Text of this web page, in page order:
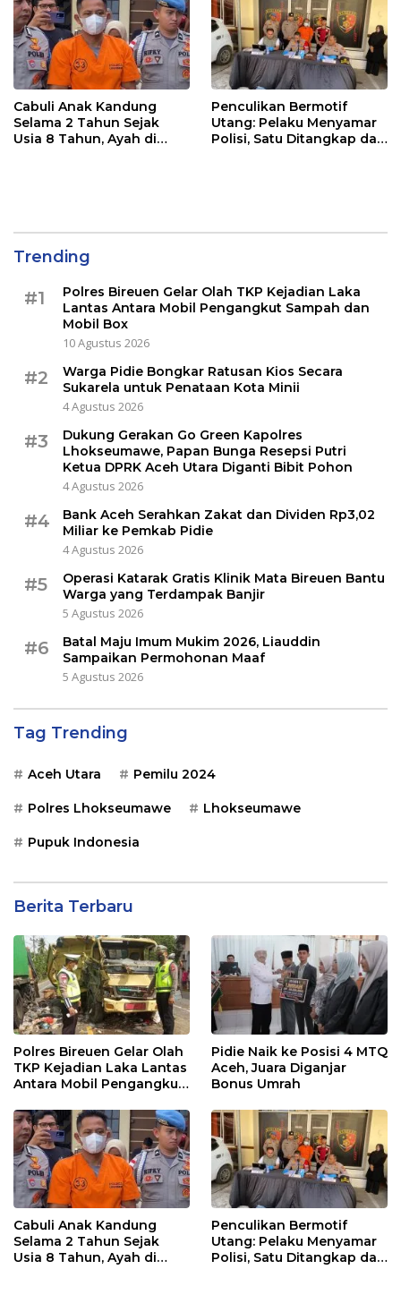
Cabuli Anak Kandung
Selama 2 Tahun Sejak
Usia 8 Tahun, Ayah di
Penculikan Bermotif
Utang: Pelaku Menyamar
Polisi, Satu Ditangkap dan
Trending
#1
Polres Bireuen Gelar Olah TKP Kejadian Laka
Lantas Antara Mobil Pengangkut Sampah dan
Mobil Box
10 Agustus 2026
#2
Warga Pidie Bongkar Ratusan Kios Secara
Sukarela untuk Penataan Kota Minii
4 Agustus 2026
#3
Dukung Gerakan Go Green Kapolres
Lhokseumawe, Papan Bunga Resepsi Putri
Ketua DPRK Aceh Utara Diganti Bibit Pohon
4 Agustus 2026
#4
Bank Aceh Serahkan Zakat dan Dividen Rp3,02
Miliar ke Pemkab Pidie
4 Agustus 2026
#5
Operasi Katarak Gratis Klinik Mata Bireuen Bantu
Warga yang Terdampak Banjir
5 Agustus 2026
#6
Batal Maju Imum Mukim 2026, Liauddin
Sampaikan Permohonan Maaf
5 Agustus 2026
Tag Trending
Aceh Utara Pemilu 2024
Polres Lhokseumawe Lhokseumawe
Pupuk Indonesia
Berita Terbaru
Polres Bireuen Gelar Olah
TKP Kejadian Laka Lantas
Antara Mobil Pengangkut
Pidie Naik ke Posisi 4 MTQ
Aceh, Juara Diganjar
Bonus Umrah
Cabuli Anak Kandung
Selama 2 Tahun Sejak
Usia 8 Tahun, Ayah di
Penculikan Bermotif
Utang: Pelaku Menyamar
Polisi, Satu Ditangkap dan